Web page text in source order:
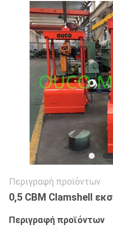
CONTACT
SITEMAP
ΠΟΛΙΤΙΚΉ
ΑΠΟΡΡΉΤΟΥ
Περιγραφή προϊόντων
0,5 CBM Clamshell
Περιγραφή προϊόντων